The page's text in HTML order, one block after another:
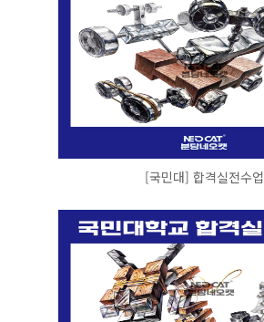
[국민대] 합격실전수업